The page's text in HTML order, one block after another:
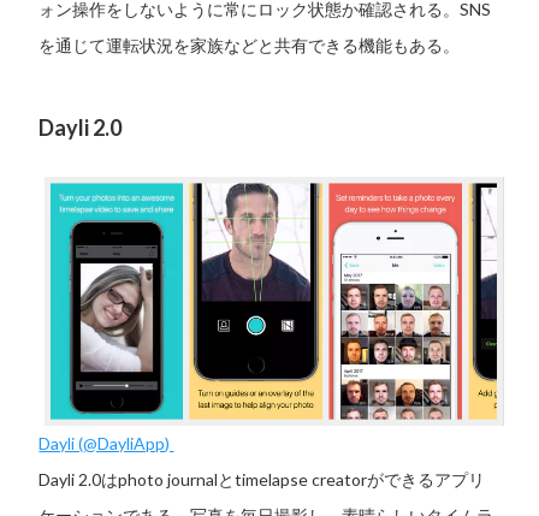
ォン操作をしないように常にロック状態か確認される。SNS
を通じて運転状況を家族などと共有できる機能もある。
Dayli 2.0
Dayli (@DayliApp)
Dayli 2.0はphoto journalとtimelapse creatorができるアプリ